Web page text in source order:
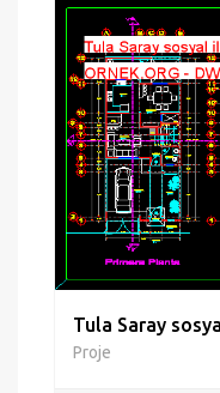
Tula Saray
Proje